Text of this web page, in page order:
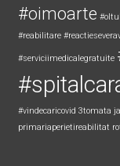
#oimoarte
#reabilitare
#serviciimedicalegratuite
#vindecaricovid 3tomata
primariaperietireabilitat